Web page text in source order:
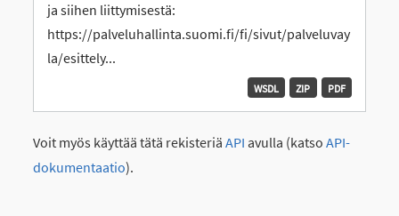
ja siihen liittymisestä:
https://palveluhallinta.suomi.fi/fi/sivut/palveluvay
la/esittely...
PDF
ZIP
WSDL
Voit myös käyttää tätä rekisteriä API avulla (katso API-
dokumentaatio).